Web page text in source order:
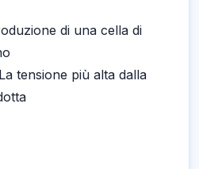
di una cella di
tensione più alta dalla